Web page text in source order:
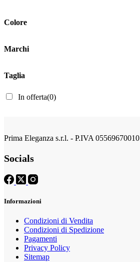
Colore
Marchi
Taglia
In offerta(0)
Prima Eleganza s.r.l. - P.IVA 05569670010
Socials
Informazioni
Condizioni di Vendita
Condizioni di Spedizione
Pagamenti
Privacy Policy
Sitemap